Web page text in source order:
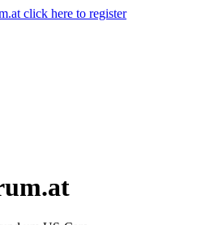
click here to register